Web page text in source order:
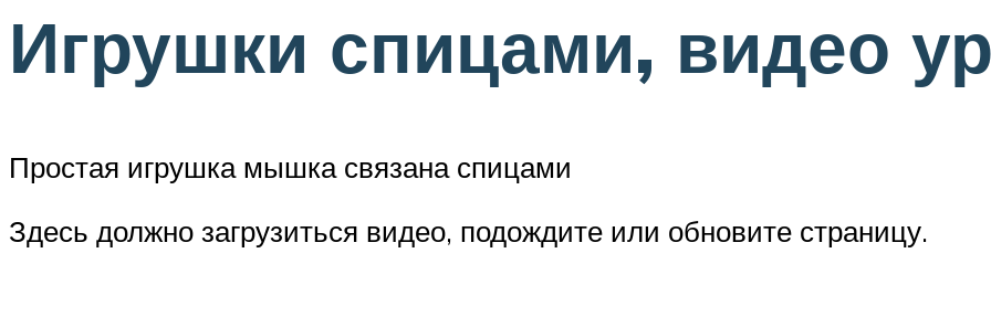
Игрушки спицами, видео
Простая игрушка мышка связана спицами
Здесь должно загрузиться видео, подождите или обновите страницу.